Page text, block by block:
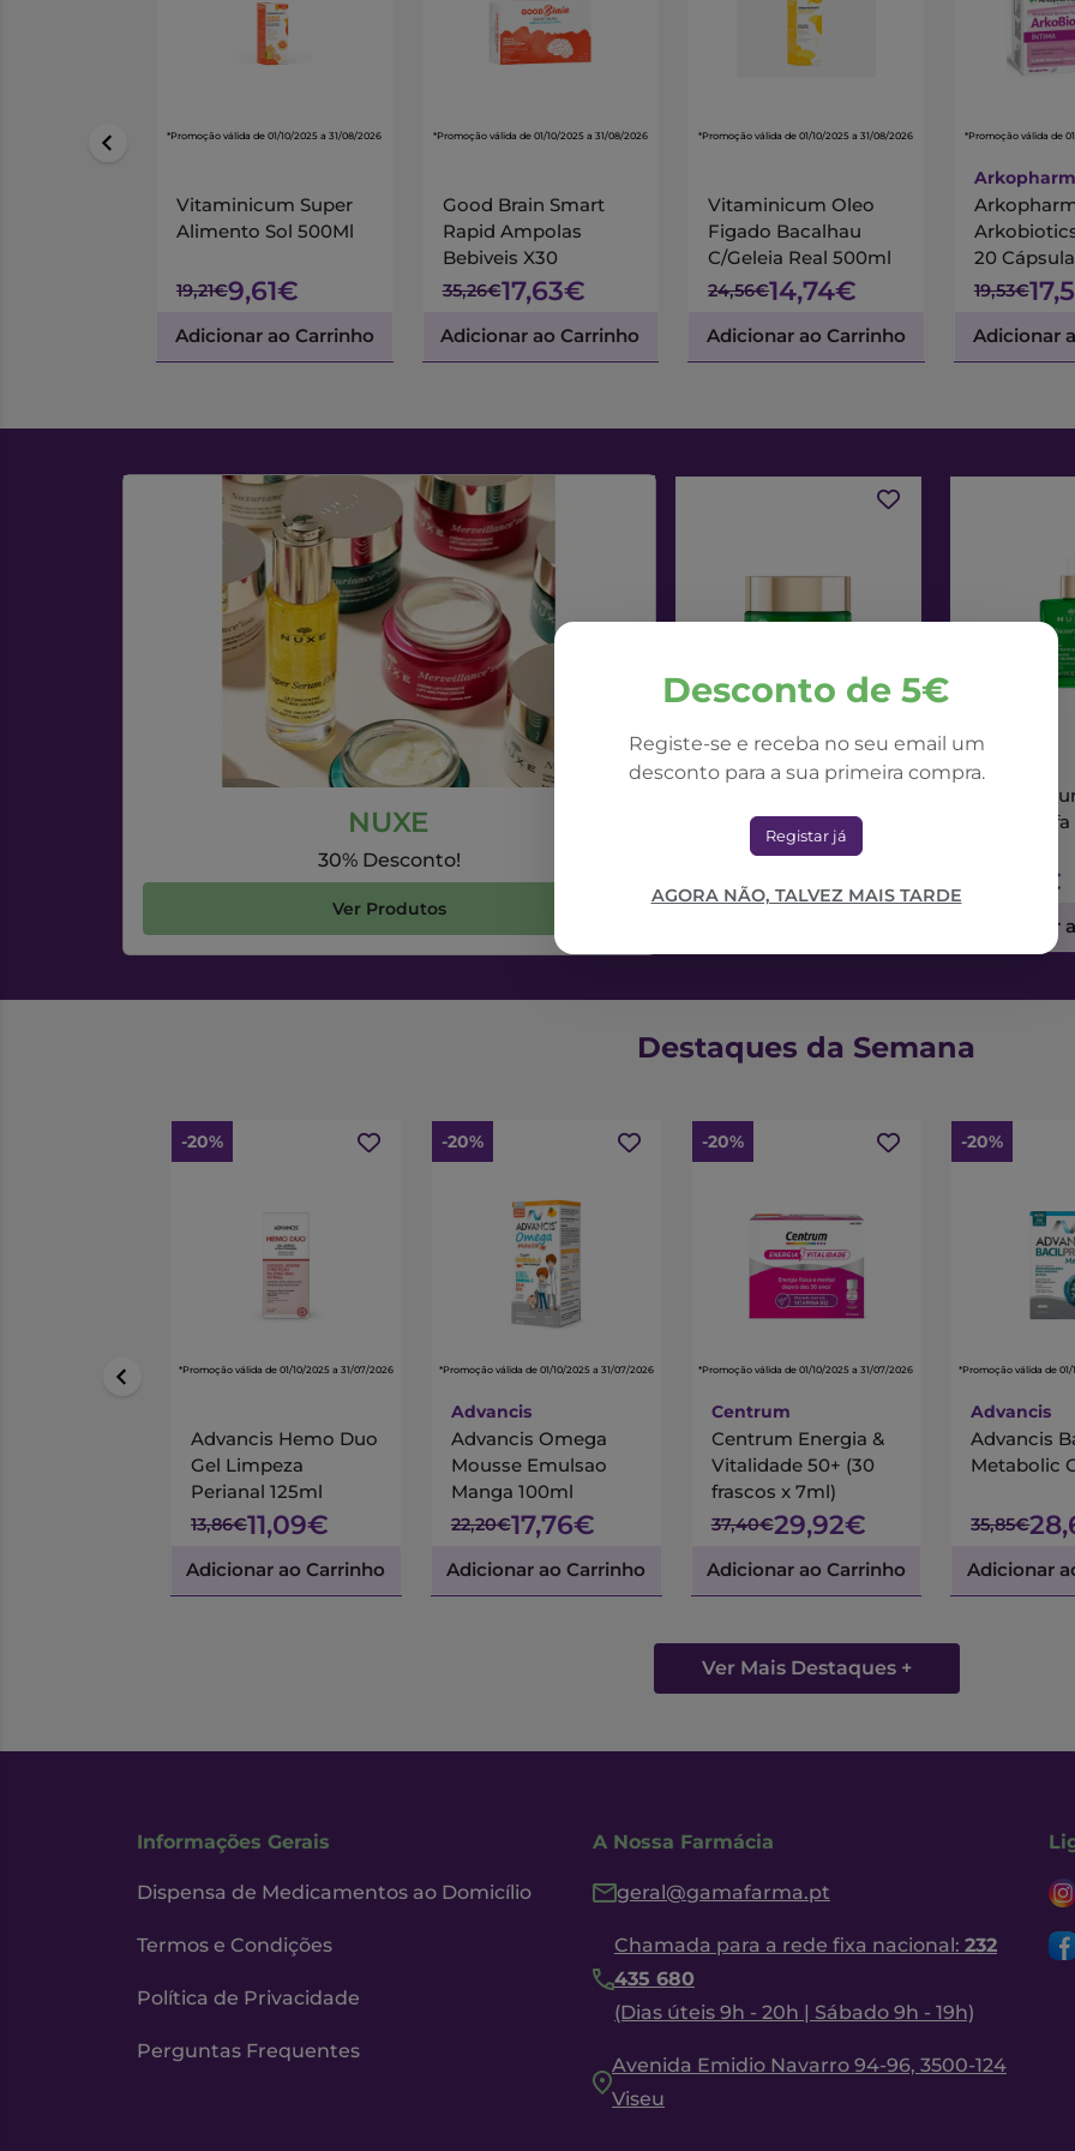
Desconto de 5€
Registe-se e receba no seu email um
desconto para a sua primeira compra.
Registar já
AGORA NÃO, TALVEZ MAIS TARDE
*Promoção válida de 01/10/2025 a 31/08/2026
Vitaminicum Super
Alimento Sol 500Ml
19,21€9,61€
Adicionar ao Carrinho
*Promoção válida de 01/10/2025 a 31/08/2026
Good Brain Smart
Rapid Ampolas
Bebiveis X30
35,26€17,63€
Adicionar ao Carrinho
*Promoção válida de 01/10/2025 a 31/08/2026
Vitaminicum Oleo
Figado Bacalhau
C/Geleia Real 500ml
24,56€14,74€
Adicionar ao Carrinho
*Promoção válida de
20
19,53€
Adicionar
NUXE
30% Desconto!
Ver Produtos
NUXE
Creme Dia Alfa 3R
71,42€
NUXE
Nuxe
Sérum
73,56€
Adicionar
Destaques da Semana
-20%
*Promoção válida de 01/10/2025 a 31/07/2026
Advancis Hemo Duo
Gel Limpeza
Perianal 125ml
13,86€11,09€
Adicionar ao Carrinho
-20%
*Promoção válida de 01/10/2025 a 31/07/2026
Advancis
Advancis Omega
Mousse Emulsao
Manga 100ml
22,20€17,76€
Adicionar ao Carrinho
-20%
*Promoção válida de 01/10/2025 a 31/07/2026
Centrum
Centrum Energia &
Vitalidade 50+ (30
frascos x 7ml)
37,40€29,92€
Adicionar ao Carrinho
-20%
*Promoção válida de
Advancis
Advancis
Metabolic
35,85€
Adicionar
Ver Mais Destaques +
Informações Gerais
Dispensa de Medicamentos ao Domicílio
Termos e Condições
Política de Privacidade
Perguntas Frequentes
A Nossa Farmácia
geral@gamafarma.pt
Chamada para a rede fixa nacional: 232
435 680
(Dias úteis 9h - 20h | Sábado 9h - 19h)
Avenida Emidio Navarro 94-96, 3500-124
Viseu